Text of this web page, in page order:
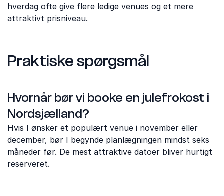
hverdag ofte give flere ledige venues og et mere
attraktivt prisniveau.
Praktiske spørgsmål
Hvornår bør vi booke en julefrokost i
Nordsjælland?
Hvis I ønsker et populært venue i november eller
december, bør I begynde planlægningen mindst seks
måneder før. De mest attraktive datoer bliver hurtigt
reserveret.